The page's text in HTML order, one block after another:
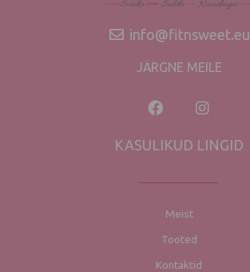
info@fitnsweet.eu
JÄRGNE MEILE
KASULIKUD LINGID
Meist
Tooted
Kontaktid